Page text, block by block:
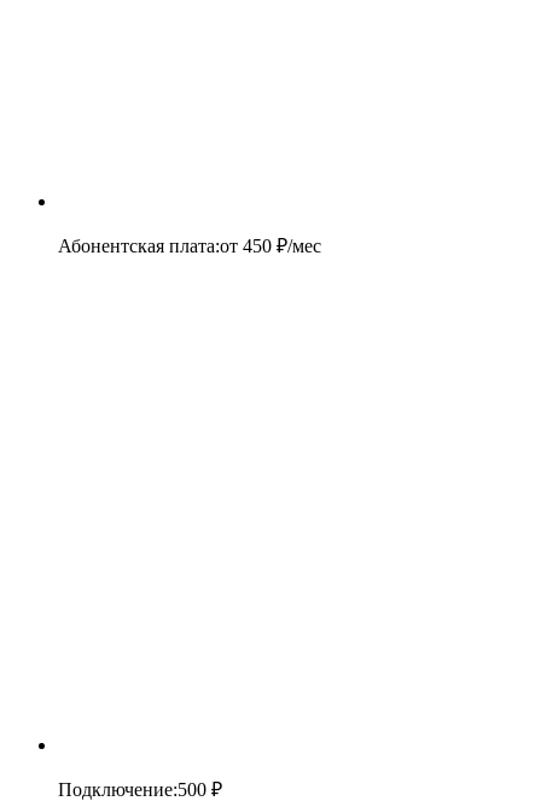
Абонентская плата:от 450 ₽/мес
Подключение:500 ₽